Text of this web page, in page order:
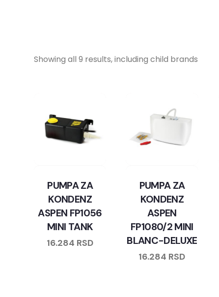
Showing all 9 results, including child brands
PUMPA ZA
KONDENZ
ASPEN FP1056
MINI TANK
16.284 RSD
PUMPA ZA
KONDENZ
ASPEN
FP1080/2 MINI
BLANC-DELUXE
16.284 RSD